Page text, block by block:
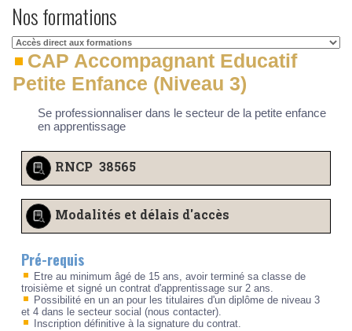
Nos formations
CAP Accompagnant Educatif
Petite Enfance (Niveau 3)
Se professionnaliser dans le secteur de la petite enfance
en apprentissage
RNCP 38565
Modalités et délais d'accès
Pré-requis
Etre au minimum âgé de 15 ans, avoir terminé sa classe de
troisième et signé un contrat d'apprentissage sur 2 ans.
Possibilité en un an pour les titulaires d'un diplôme de niveau 3
et 4 dans le secteur social (nous contacter).
Inscription définitive à la signature du contrat.